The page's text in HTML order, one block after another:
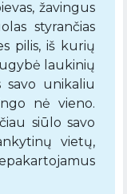
žavingus
styrančias
pilis, iš kurių
laukinių
savo unikaliu
nė vieno.
siūlo savo
vietų,